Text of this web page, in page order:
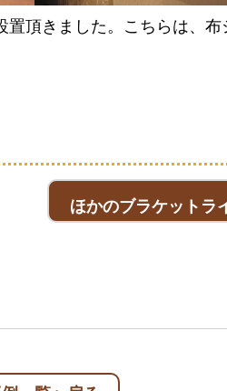
頂きました。こちらは、
ほかのブラケットラ